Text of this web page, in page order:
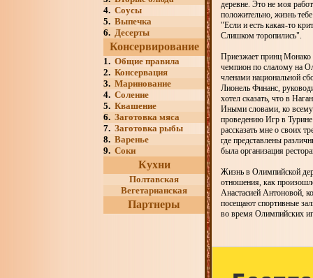
4. Соусы
5. Выпечка
6. Десерты
Консервирование
1. Общие правила
2. Консервация
3. Маринование
4. Соление
5. Квашение
6. Заготовка мяса
7. Заготовка рыбы
8. Варенье
9. Соки
Кухни
Полтавская
Вегетарианская
Партнеры
деревне. Это не моя
положительно, жизнь
"Если и есть какая-то
Слишком торопились".
Приезжает принц Монако
чемпион по слалому на
членами национальной
Лионель Финанс,
хотел сказать, что в
Иными словами, ко всему
проведению Игр в
рассказать мне о своих
где представлены
была организация
Жизнь в Олимпийской
отношения, как
Анастасией Антоновой,
посещают спортивные
во время Олимпийских